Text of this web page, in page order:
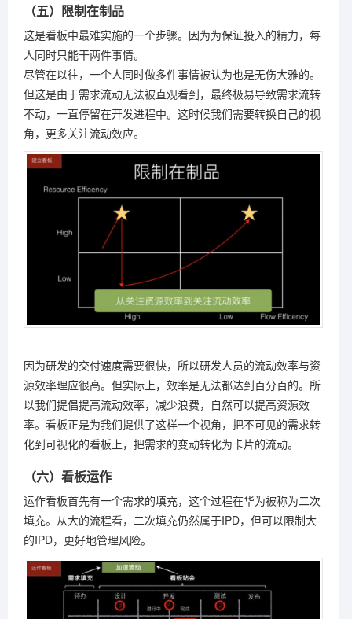
（五）限制在制品
这是看板中最难实施的一个步骤。因为为保证投入的精力，每
人同时只能干两件事情。
尽管在以往，一个人同时做多件事情被认为也是无伤大雅的。
但这是由于需求流动无法被直观看到，最终极易导致需求流转
不动，一直停留在开发进程中。这时候我们需要转换自己的视
角，更多关注流动效应。
因为研发的交付速度需要很快，所以研发人员的流动效率与资
源效率理应很高。但实际上，效率是无法都达到百分百的。所
以我们提倡提高流动效率，减少浪费，自然可以提高资源效
率。看板正是为我们提供了这样一个视角，把不可见的需求转
化到可视化的看板上，把需求的变动转化为卡片的流动。
（六）看板运作
运作看板首先有一个需求的填充，这个过程在华为被称为二次
填充。从大的流程看，二次填充仍然属于IPD，但可以限制大
的IPD，更好地管理风险。